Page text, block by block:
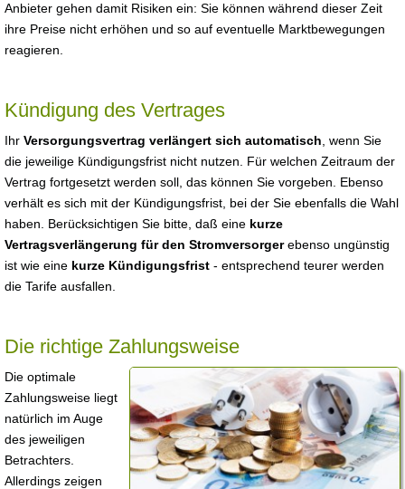
Anbieter gehen damit Risiken ein: Sie können während dieser Zeit
ihre Preise nicht erhöhen und so auf eventuelle Marktbewegungen
reagieren.
Kündigung des Vertrages
Ihr Versorgungsvertrag verlängert sich automatisch , wenn Sie
die jeweilige Kündigungsfrist nicht nutzen. Für welchen Zeitraum der
Vertrag fortgesetzt werden soll, das können Sie vorgeben. Ebenso
verhält es sich mit der Kündigungsfrist, bei der Sie ebenfalls die Wahl
haben. Berücksichtigen Sie bitte, daß eine kurze
Vertragsverlängerung für den Stromversorgerebenso ungünstig
ist wie eine kurze Kündigungsfrist - entsprechend teurer werden
die Tarife ausfallen.
Die richtige Zahlungsweise
Die optimale
Zahlungsweise liegt
natürlich im Auge
des jeweiligen
Betrachters.
Allerdings zeigen